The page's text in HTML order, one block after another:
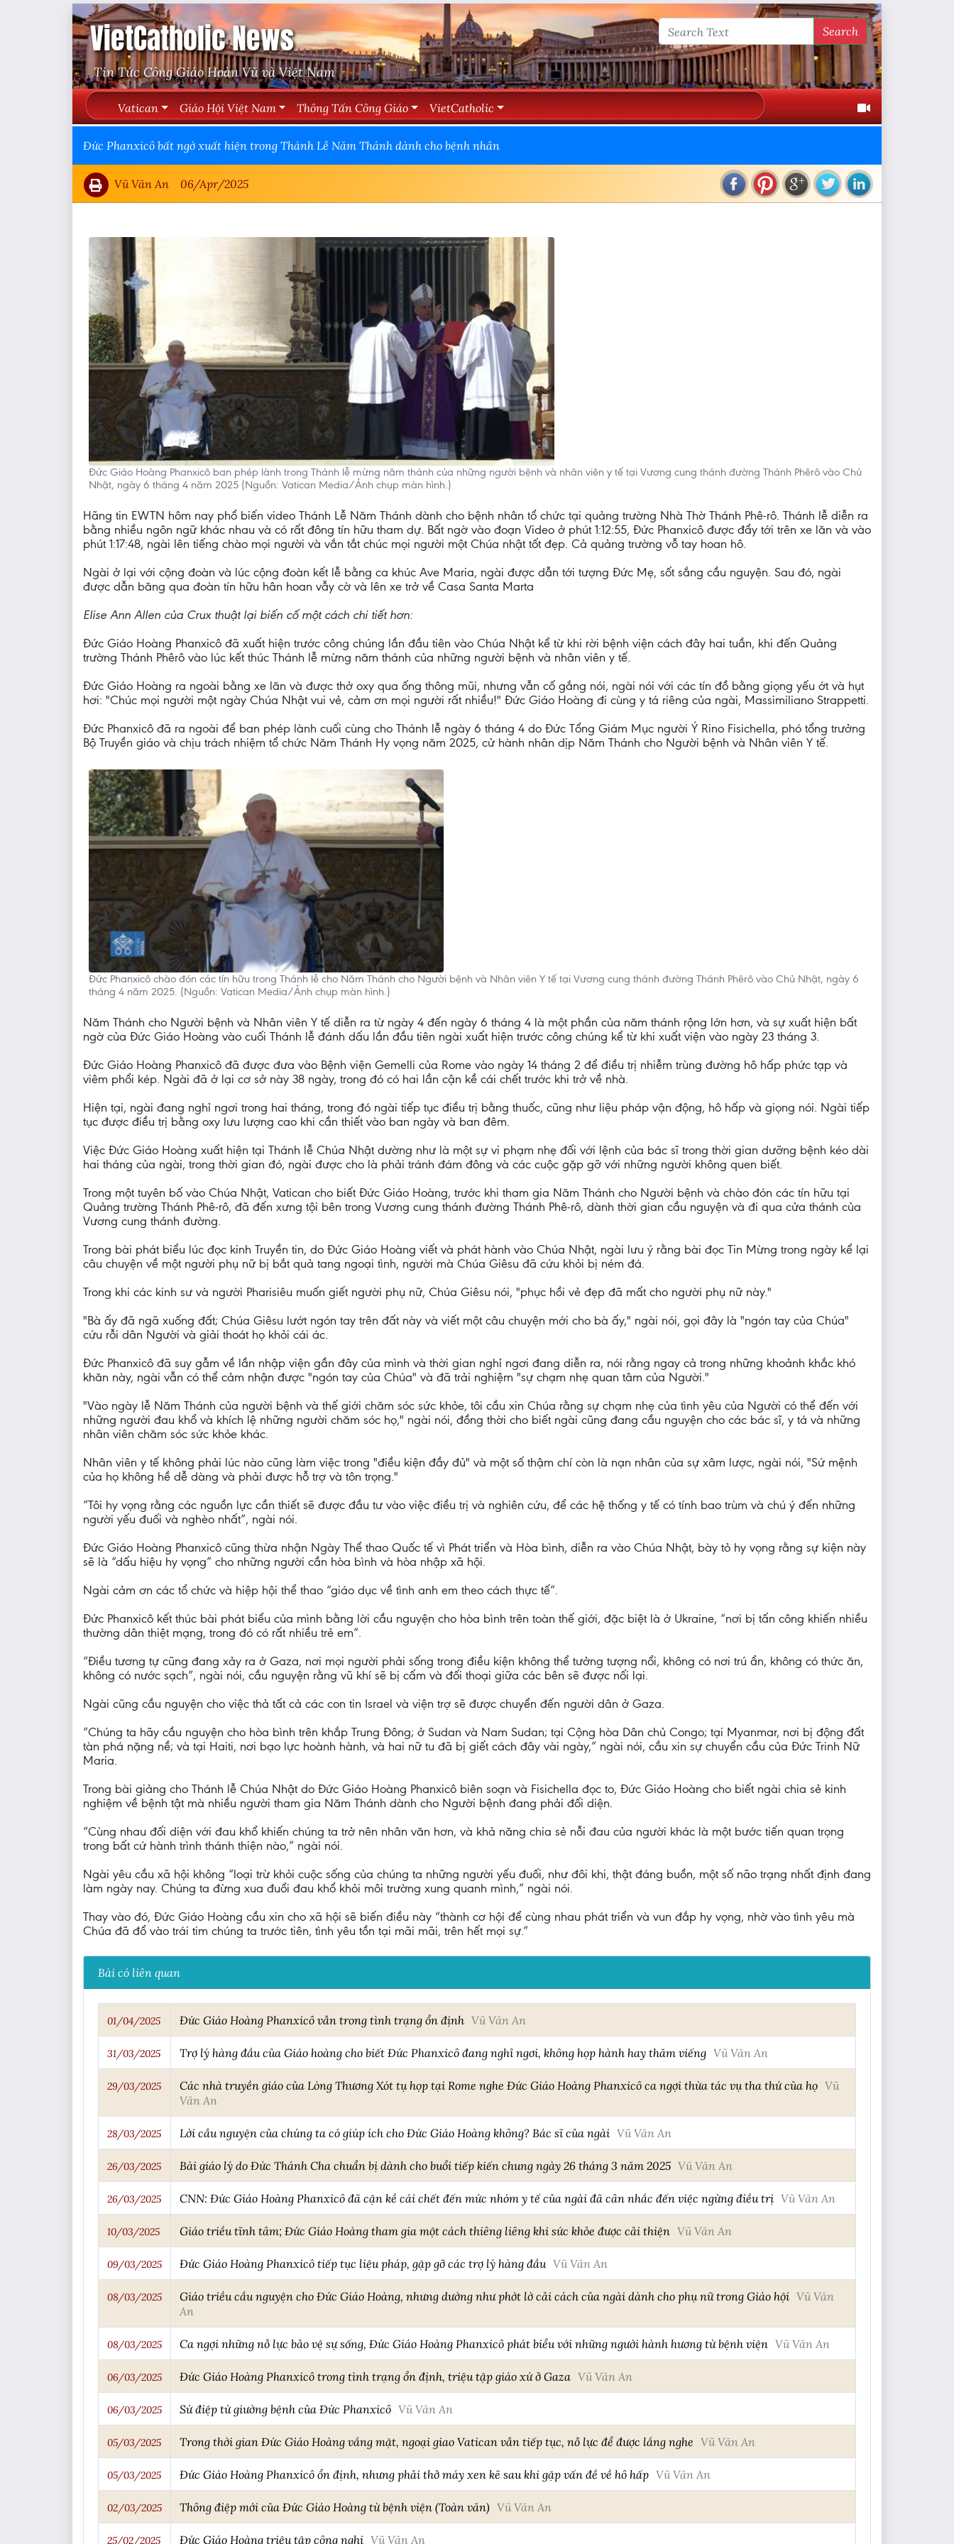
VietCatholic News
Tin Tức Công Giáo Hoàn Vũ và Việt Nam
Search
Vatican Giáo Hội Việt Nam Thông Tấn Công Giáo VietCatholic
Đức Phanxicô bất ngờ xuất hiện trong Thánh Lễ Năm Thánh dành cho bệnh nhân
Vũ Văn An 06/Apr/2025
Đức Giáo Hoàng Phanxicô ban phép lành trong Thánh lễ mừng năm thánh của những người bệnh và nhân viên y tế tại Vương cung thánh đường Thánh Phêrô vào Chủ
Nhật, ngày 6 tháng 4 năm 2025 (Nguồn: Vatican Media/Ảnh chụp màn hình.)
Hãng tin EWTN hôm nay phổ biến video Thánh Lễ Năm Thánh dành cho bệnh nhân tổ chức tại quảng trường Nhà Thờ Thánh Phê-rô. Thánh lễ diễn ra
bằng nhiều ngôn ngữ khác nhau và có rất đông tín hữu tham dự. Bất ngờ vào đoạn Video ở phút 1:12:55, Đức Phanxicô được đẩy tới trên xe lăn và vào
phút 1:17:48, ngài lên tiếng chào mọi người và vắn tắt chúc mọi người một Chúa nhật tốt đẹp. Cả quảng trường vỗ tay hoan hô.
Ngài ở lại với cộng đoàn và lúc cộng đoàn kết lễ bằng ca khúc Ave Maria, ngài được dẫn tới tượng Đức Mẹ, sốt sắng cầu nguyện. Sau đó, ngài
được dẫn băng qua đoàn tín hữu hân hoan vẫy cờ và lên xe trở về Casa Santa Marta
Elise Ann Allen của Crux thuật lại biến cố một cách chi tiết hơn:
Đức Giáo Hoàng Phanxicô đã xuất hiện trước công chúng lần đầu tiên vào Chúa Nhật kể từ khi rời bệnh viện cách đây hai tuần, khi đến Quảng
trường Thánh Phêrô vào lúc kết thúc Thánh lễ mừng năm thánh của những người bệnh và nhân viên y tế.
Đức Giáo Hoàng ra ngoài bằng xe lăn và được thở oxy qua ống thông mũi, nhưng vẫn cố gắng nói, ngài nói với các tín đồ bằng giọng yếu ớt và hụt
hơi: "Chúc mọi người một ngày Chúa Nhật vui vẻ, cảm ơn mọi người rất nhiều!" Đức Giáo Hoàng đi cùng y tá riêng của ngài, Massimiliano Strappetti.
Đức Phanxicô đã ra ngoài để ban phép lành cuối cùng cho Thánh lễ ngày 6 tháng 4 do Đức Tổng Giám Mục người Ý Rino Fisichella, phó tổng trưởng
Bộ Truyền giáo và chịu trách nhiệm tổ chức Năm Thánh Hy vọng năm 2025, cử hành nhân dịp Năm Thánh cho Người bệnh và Nhân viên Y tế.
Đức Phanxicô chào đón các tín hữu trong Thánh lễ cho Năm Thánh cho Người bệnh và Nhân viên Y tế tại Vương cung thánh đường Thánh Phêrô vào Chủ Nhật, ngày 6
tháng 4 năm 2025. (Nguồn: Vatican Media/Ảnh chụp màn hình.)
Năm Thánh cho Người bệnh và Nhân viên Y tế diễn ra từ ngày 4 đến ngày 6 tháng 4 là một phần của năm thánh rộng lớn hơn, và sự xuất hiện bất
ngờ của Đức Giáo Hoàng vào cuối Thánh lễ đánh dấu lần đầu tiên ngài xuất hiện trước công chúng kể từ khi xuất viện vào ngày 23 tháng 3.
Đức Giáo Hoàng Phanxicô đã được đưa vào Bệnh viện Gemelli của Rome vào ngày 14 tháng 2 để điều trị nhiễm trùng đường hô hấp phức tạp và
viêm phổi kép. Ngài đã ở lại cơ sở này 38 ngày, trong đó có hai lần cận kề cái chết trước khi trở về nhà.
Hiện tại, ngài đang nghỉ ngơi trong hai tháng, trong đó ngài tiếp tục điều trị bằng thuốc, cũng như liệu pháp vận động, hô hấp và giọng nói. Ngài tiếp
tục được điều trị bằng oxy lưu lượng cao khi cần thiết vào ban ngày và ban đêm.
Việc Đức Giáo Hoàng xuất hiện tại Thánh lễ Chúa Nhật dường như là một sự vi phạm nhẹ đối với lệnh của bác sĩ trong thời gian dưỡng bệnh kéo dài
hai tháng của ngài, trong thời gian đó, ngài được cho là phải tránh đám đông và các cuộc gặp gỡ với những người không quen biết.
Trong một tuyên bố vào Chúa Nhật, Vatican cho biết Đức Giáo Hoàng, trước khi tham gia Năm Thánh cho Người bệnh và chào đón các tín hữu tại
Quảng trường Thánh Phê-rô, đã đến xưng tội bên trong Vương cung thánh đường Thánh Phê-rô, dành thời gian cầu nguyện và đi qua cửa thánh của
Vương cung thánh đường.
Trong bài phát biểu lúc đọc kinh Truyền tin, do Đức Giáo Hoàng viết và phát hành vào Chúa Nhật, ngài lưu ý rằng bài đọc Tin Mừng trong ngày kể lại
câu chuyện về một người phụ nữ bị bắt quả tang ngoại tình, người mà Chúa Giêsu đã cứu khỏi bị ném đá.
Trong khi các kinh sư và người Pharisiêu muốn giết người phụ nữ, Chúa Giêsu nói, "phục hồi vẻ đẹp đã mất cho người phụ nữ này."
"Bà ấy đã ngã xuống đất; Chúa Giêsu lướt ngón tay trên đất này và viết một câu chuyện mới cho bà ấy," ngài nói, gọi đây là "ngón tay của Chúa"
cứu rỗi dân Người và giải thoát họ khỏi cái ác.
Đức Phanxicô đã suy gẫm về lần nhập viện gần đây của mình và thời gian nghỉ ngơi đang diễn ra, nói rằng ngay cả trong những khoảnh khắc khó
khăn này, ngài vẫn có thể cảm nhận được "ngón tay của Chúa" và đã trải nghiệm "sự chạm nhẹ quan tâm của Người."
"Vào ngày lễ Năm Thánh của người bệnh và thế giới chăm sóc sức khỏe, tôi cầu xin Chúa rằng sự chạm nhẹ của tình yêu của Người có thể đến với
những người đau khổ và khích lệ những người chăm sóc họ," ngài nói, đồng thời cho biết ngài cũng đang cầu nguyện cho các bác sĩ, y tá và những
nhân viên chăm sóc sức khỏe khác.
Nhân viên y tế không phải lúc nào cũng làm việc trong "điều kiện đầy đủ" và một số thậm chí còn là nạn nhân của sự xâm lược, ngài nói, "Sứ mệnh
của họ không hề dễ dàng và phải được hỗ trợ và tôn trọng."
“Tôi hy vọng rằng các nguồn lực cần thiết sẽ được đầu tư vào việc điều trị và nghiên cứu, để các hệ thống y tế có tính bao trùm và chú ý đến những
người yếu đuối và nghèo nhất”, ngài nói.
Đức Giáo Hoàng Phanxicô cũng thừa nhận Ngày Thể thao Quốc tế vì Phát triển và Hòa bình, diễn ra vào Chúa Nhật, bày tỏ hy vọng rằng sự kiện này
sẽ là “dấu hiệu hy vọng” cho những người cần hòa bình và hòa nhập xã hội.
Ngài cảm ơn các tổ chức và hiệp hội thể thao “giáo dục về tình anh em theo cách thực tế”.
Đức Phanxicô kết thúc bài phát biểu của mình bằng lời cầu nguyện cho hòa bình trên toàn thế giới, đặc biệt là ở Ukraine, “nơi bị tấn công khiến nhiều
thường dân thiệt mạng, trong đó có rất nhiều trẻ em”.
“Điều tương tự cũng đang xảy ra ở Gaza, nơi mọi người phải sống trong điều kiện không thể tưởng tượng nổi, không có nơi trú ẩn, không có thức ăn,
không có nước sạch”, ngài nói, cầu nguyện rằng vũ khí sẽ bị cấm và đối thoại giữa các bên sẽ được nối lại.
Ngài cũng cầu nguyện cho việc thả tất cả các con tin Israel và viện trợ sẽ được chuyển đến người dân ở Gaza.
“Chúng ta hãy cầu nguyện cho hòa bình trên khắp Trung Đông; ở Sudan và Nam Sudan; tại Cộng hòa Dân chủ Congo; tại Myanmar, nơi bị động đất
tàn phá nặng nề; và tại Haiti, nơi bạo lực hoành hành, và hai nữ tu đã bị giết cách đây vài ngày,” ngài nói, cầu xin sự chuyển cầu của Đức Trinh Nữ
Maria.
Trong bài giảng cho Thánh lễ Chúa Nhật do Đức Giáo Hoàng Phanxicô biên soạn và Fisichella đọc to, Đức Giáo Hoàng cho biết ngài chia sẻ kinh
nghiệm về bệnh tật mà nhiều người tham gia Năm Thánh dành cho Người bệnh đang phải đối diện.
“Cùng nhau đối diện với đau khổ khiến chúng ta trở nên nhân văn hơn, và khả năng chia sẻ nỗi đau của người khác là một bước tiến quan trọng
trong bất cứ hành trình thánh thiện nào,” ngài nói.
Ngài yêu cầu xã hội không “loại trừ khỏi cuộc sống của chúng ta những người yếu đuối, như đôi khi, thật đáng buồn, một số não trạng nhất định đang
làm ngày nay. Chúng ta đừng xua đuổi đau khổ khỏi môi trường xung quanh mình,” ngài nói.
Thay vào đó, Đức Giáo Hoàng cầu xin cho xã hội sẽ biến điều này “thành cơ hội để cùng nhau phát triển và vun đắp hy vọng, nhờ vào tình yêu mà
Chúa đã đổ vào trái tim chúng ta trước tiên, tình yêu tồn tại mãi mãi, trên hết mọi sự.”
Bài có liên quan
01/04/2025 Đức Giáo Hoàng Phanxicô vẫn trong tình trạng ổn định Vũ Văn An
31/03/2025 Trợ lý hàng đầu của Giáo hoàng cho biết Đức Phanxicô đang nghỉ ngơi, không họp hành hay thăm viếng Vũ Văn An
29/03/2025 Các nhà truyền giáo của Lòng Thương Xót tụ họp tại Rome nghe Đức Giáo Hoàng Phanxicô ca ngợi thừa tác vụ tha thứ của họ Vũ
Văn An
28/03/2025 Lời cầu nguyện của chúng ta có giúp ích cho Đức Giáo Hoàng không? Bác sĩ của ngài Vũ Văn An
26/03/2025 Bài giáo lý do Đức Thánh Cha chuẩn bị dành cho buổi tiếp kiến chung ngày 26 tháng 3 năm 2025 Vũ Văn An
26/03/2025 CNN: Đức Giáo Hoàng Phanxicô đã cận kề cái chết đến mức nhóm y tế của ngài đã cân nhắc đến việc ngừng điều trị Vũ Văn An
10/03/2025 Giáo triều tĩnh tâm; Đức Giáo Hoàng tham gia một cách thiêng liêng khi sức khỏe được cải thiện Vũ Văn An
09/03/2025 Đức Giáo Hoàng Phanxicô tiếp tục liệu pháp, gặp gỡ các trợ lý hàng đầu Vũ Văn An
08/03/2025 Giáo triều cầu nguyện cho Đức Giáo Hoàng, nhưng dường như phớt lờ cải cách của ngài dành cho phụ nữ trong Giáo hội Vũ Văn
An
08/03/2025 Ca ngợi những nỗ lực bảo vệ sự sống, Đức Giáo Hoàng Phanxicô phát biểu với những người hành hương từ bệnh viện Vũ Văn An
06/03/2025 Đức Giáo Hoàng Phanxicô trong tình trạng ổn định, triệu tập giáo xứ ở Gaza Vũ Văn An
06/03/2025 Sứ điệp từ giường bệnh của Đức Phanxicô Vũ Văn An
05/03/2025 Trong thời gian Đức Giáo Hoàng vắng mặt, ngoại giao Vatican vẫn tiếp tục, nỗ lực để được lắng nghe Vũ Văn An
05/03/2025 Đức Giáo Hoàng Phanxicô ổn định, nhưng phải thở máy xen kẽ sau khi gặp vấn đề về hô hấp Vũ Văn An
02/03/2025 Thông điệp mới của Đức Giáo Hoàng từ bệnh viện (Toàn văn) Vũ Văn An
25/02/2025 Đức Giáo Hoàng triệu tập công nghị Vũ Văn An